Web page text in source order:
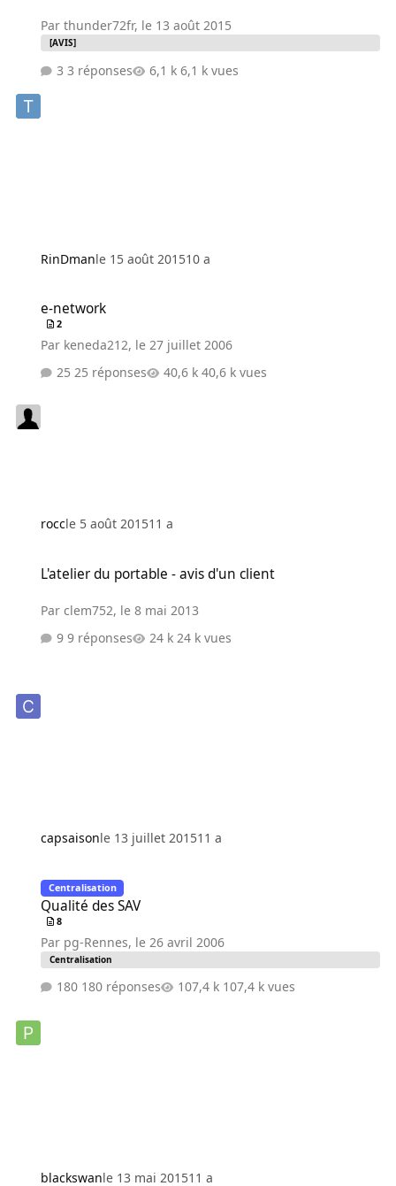
Parthunder72fr, le 13 août 2015
[AVIS]
3 réponses 6,1 k vues
RinDmanle 15 août 201510 a
e-network
2
Par keneda212, le 27 juillet 2006
25 réponses
40,6 k vues
roccle 5 août 201511 a
L'atelier du portable - avis d'un client
Parclem752, le 8 mai 2013
9 réponses
24 k vues
capsaisonle 13 juillet 201511 a
Centralisation
Qualité des SAV
8
Par pg-Rennes, le 26 avril 2006
Centralisation
180 réponses 107,4 k vues
blackswanle 13 mai 201511 a